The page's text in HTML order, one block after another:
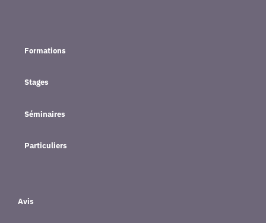
Formations
Stages
Séminaires
Particuliers
Avis